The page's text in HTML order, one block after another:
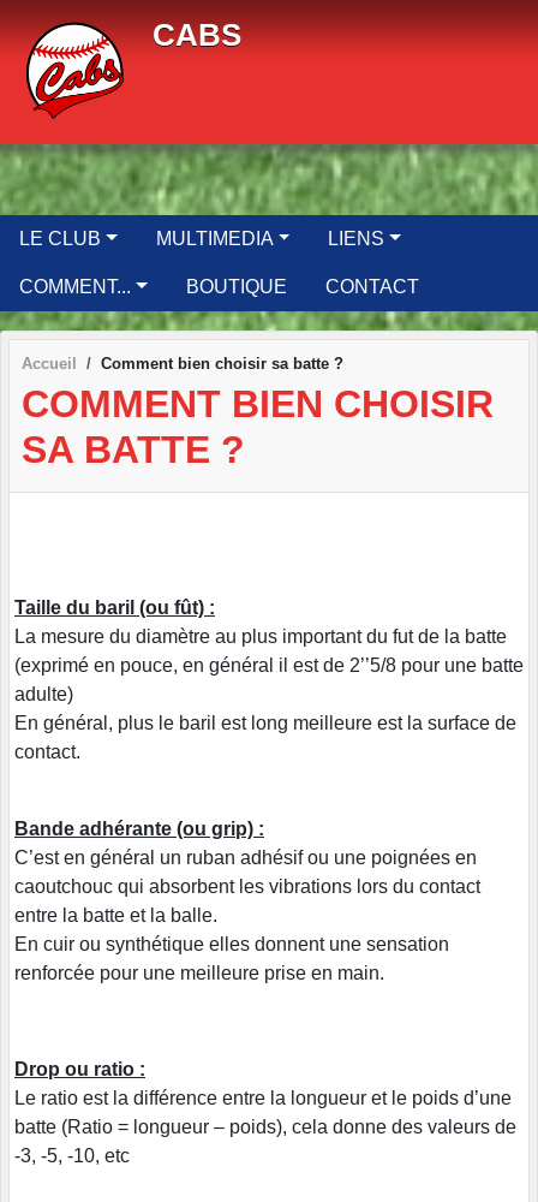
CABS
LE CLUB MULTIMEDIA LIENS
COMMENT... BOUTIQUE CONTACT
Accueil Comment bien choisir sa batte ?
COMMENT BIEN CHOISIR
SA BATTE ?
Taille du baril (ou fût) :
La mesure du diamètre au plus important du fut de la batte
(exprimé en pouce, en général il est de 2’’5/8 pour une batte
adulte)
En général, plus le baril est long meilleure est la surface de
contact.
Bande adhérante (ou grip) :
C’est en général un ruban adhésif ou une poignées en
caoutchouc qui absorbent les vibrations lors du contact
entre la batte et la balle.
En cuir ou synthétique elles donnent une sensation
renforcée pour une meilleure prise en main.
Drop ou ratio :
Le ratio est la différence entre la longueur et le poids d’une
batte (Ratio = longueur – poids), cela donne des valeurs de
-3, -5, -10, etc